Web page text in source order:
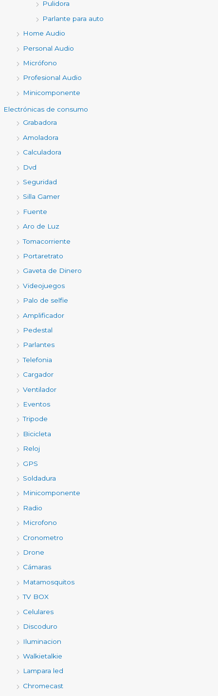
Pulidora
Parlante para auto
Home Audio
Personal Audio
Micrófono
Profesional Audio
Minicomponente
Electrónicas de consumo
Grabadora
Amoladora
Calculadora
Dvd
Seguridad
Silla Gamer
Fuente
Aro de Luz
Tomacorriente
Portaretrato
Gaveta de Dinero
Videojuegos
Palo de selfie
Amplificador
Pedestal
Parlantes
Telefonia
Cargador
Ventilador
Eventos
Tripode
Bicicleta
Reloj
GPS
Soldadura
Minicomponente
Radio
Microfono
Cronometro
Drone
Cámaras
Matamosquitos
TV BOX
Celulares
Discoduro
Iluminacion
Walkietalkie
Lampara led
Chromecast